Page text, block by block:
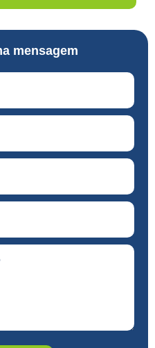
mensagem